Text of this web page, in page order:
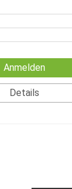
Anmelden
Details